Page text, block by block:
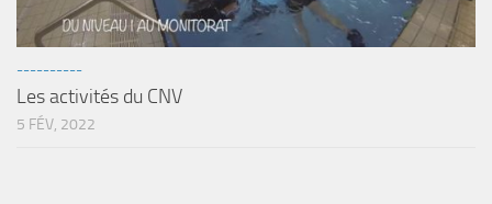
----------
Les activités du CNV
5 FÉV, 2022